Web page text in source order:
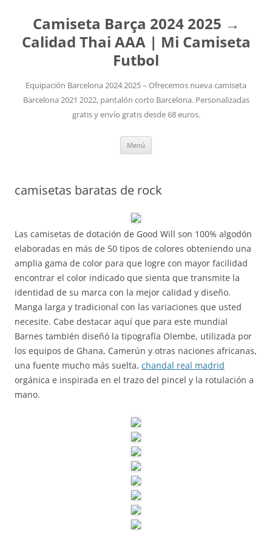
Camiseta Barça 2024 2025 →
Calidad Thai AAA | Mi Camiseta
Futbol
Equipación Barcelona 2024 2025 – Ofrecemos nueva camiseta
Barcelona 2021 2022, pantalón corto Barcelona. Personalizadas
gratis y envío gratis desde 68 euros.
Menú
camisetas baratas de rock
Las camisetas de dotación de Good Will son 100% algodón
elaboradas en más de 50 tipos de colores obteniendo una
amplia gama de color para que logre con mayor facilidad
encontrar el color indicado que sienta que transmite la
identidad de su marca con la mejor calidad y diseño.
Manga larga y tradicional con las variaciones que usted
necesite. Cabe destacar aquí que para este mundial
Barnes también diseñó la tipografía Olembe, utilizada por
los equipos de Ghana, Camerún y otras naciones africanas,
una fuente mucho más suelta, chandal real madrid
orgánica e inspirada en el trazo del pincel y la rotulación a
mano.